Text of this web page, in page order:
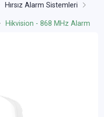
Hırsız Alarm Sistemleri
Hikvision - 868 MHz Alarm